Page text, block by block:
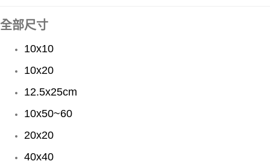
全部尺寸
10x10
10x20
12.5x25cm
10x50~60
20x20
40x40